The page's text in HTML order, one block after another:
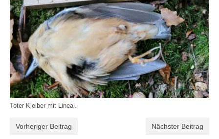
Toter Kleiber mit Lineal.
Vorheriger Beitrag Nächster Beitrag